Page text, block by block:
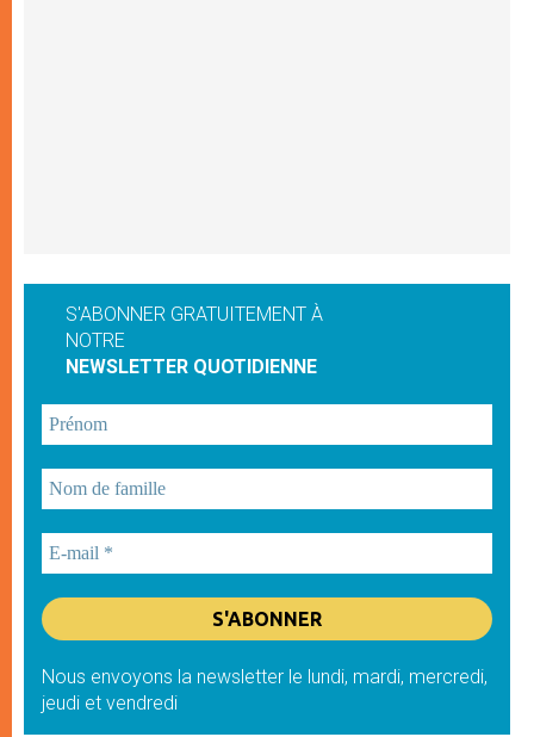
S'ABONNER GRATUITEMENT À
NOTRE
NEWSLETTER QUOTIDIENNE
Nous envoyons la newsletter le lundi, mardi, mercredi,
jeudi et vendredi